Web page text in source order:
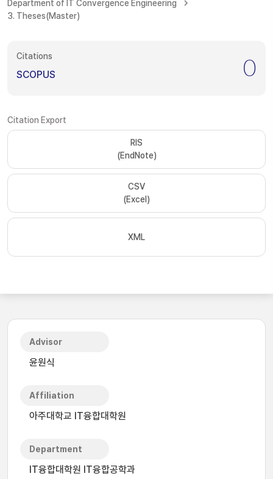
Department of IT Convergence Engineering
3. Theses(Master)
Citations
SCOPUS 0
Citation Export
RIS
(EndNote)
CSV
(Excel)
XML
Advisor
윤원식
Affiliation
아주대학교 IT융합대학원
Department
IT융합대학원 IT융합공학과